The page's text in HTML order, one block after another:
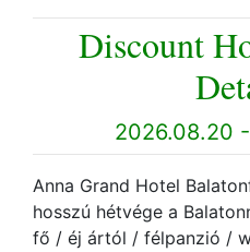
Discount
2026.08.20
Anna Grand Hotel
hosszú hétvége a
fő / éj ártól / félpanzió /